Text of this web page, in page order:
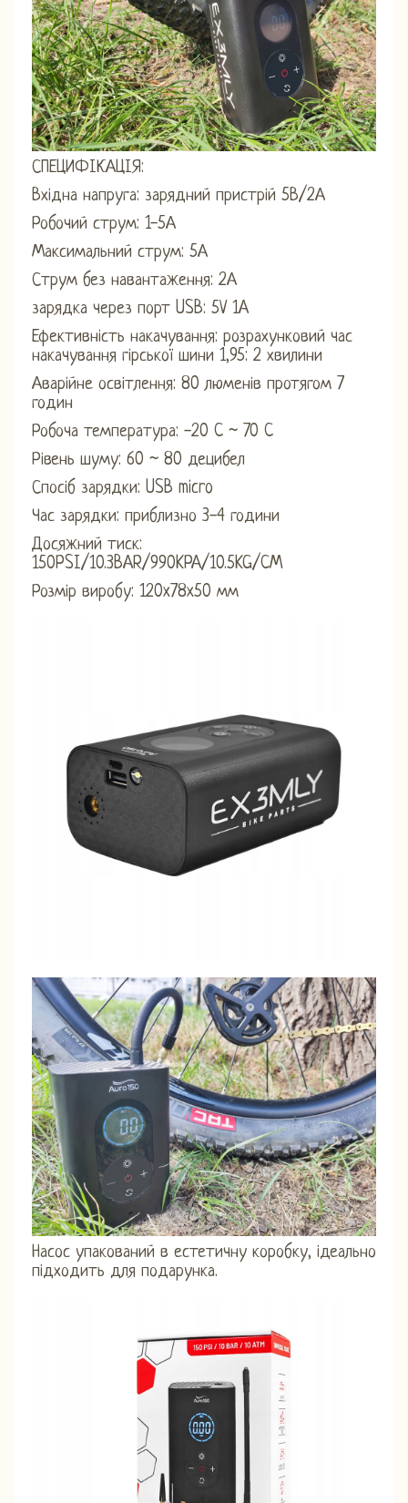
СПЕЦИФІКАЦІЯ:
Вхідна напруга: зарядний пристрій 5В/2А
Робочий струм: 1-5А
Максимальний струм: 5А
Струм без навантаження: 2А
зарядка через порт USB: 5V 1A
Ефективність накачування: розрахунковий час
накачування гірської шини 1,95: 2 хвилини
Аварійне освітлення: 80 люменів протягом 7
годин
Робоча температура: -20 C ~ 70 C
Рівень шуму: 60 ~ 80 децибел
Спосіб зарядки: USB micro
Час зарядки: приблизно 3-4 години
Досяжний тиск:
150PSI/10.3BAR/990KPA/10.5KG/CM
Розмір виробу: 120x78x50 мм
Насос упакований в естетичну коробку, ідеально
підходить для подарунка.